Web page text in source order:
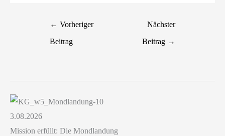
← Vorheriger
Beitrag
Nächster
Beitrag →
3.08.2026
Mission erfüllt: Die Mondlandung